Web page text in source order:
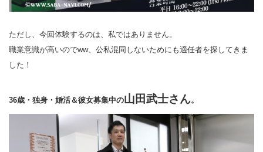
ただし、今回体験するのは、私ではありません。
職業意識が高いのでww、公私混同しないためにも適任者を探してきま
した！
36歳・独身・婚活＆彼女募集中の山田武士さん。